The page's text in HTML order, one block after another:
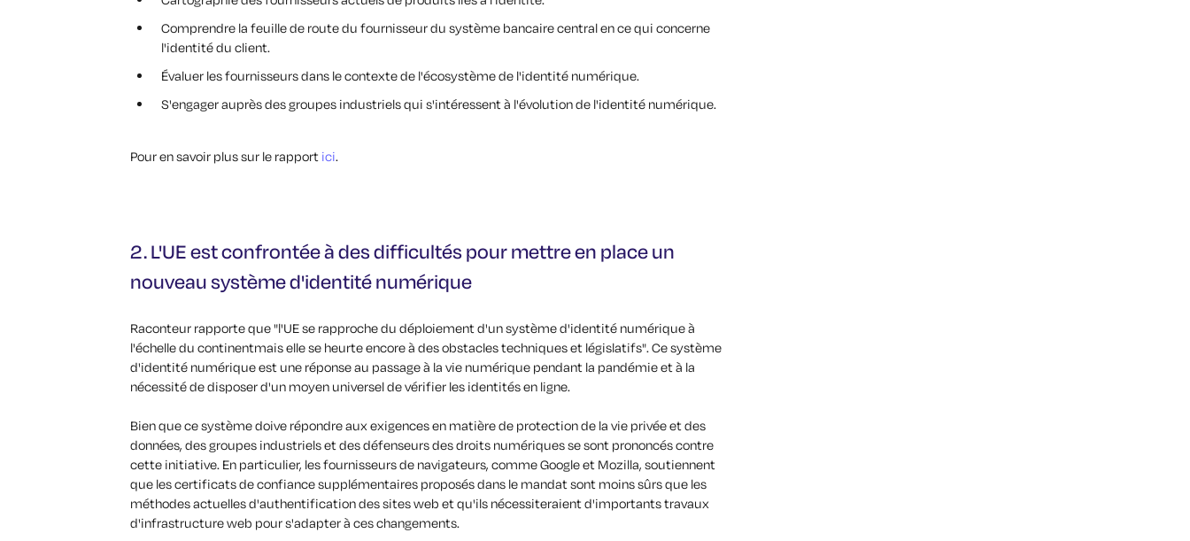
Comprendre la feuille de route du fournisseur du système bancaire central en ce qui concerne
l'identité du client.
Évaluer les fournisseurs dans le contexte de l'écosystème de l'identité numérique.
S'engager auprès des groupes industriels qui s'intéressent à l'évolution de l'identité numérique.
Pour en savoir plus sur le rapport ici.
2. L'UE est confrontée à des difficultés pour mettre en place un
nouveau système d'identité numérique
Raconteur rapporte que"l'UE se rapproche du déploiement d'un système d'identité numérique à
l'échelle du continentmais elle se heurte encore à des obstacles techniques et législatifs". Ce système
d'identité numérique est une réponse au passage à la vie numérique pendant la pandémie et à la
nécessité de disposer d'un moyen universel de vérifier les identités en ligne.
Bien que ce système doive répondre aux exigences en matière de protection de la vie privée et des
données, des groupes industriels et des défenseurs des droits numériques se sont prononcés contre
cette initiative. En particulier, les fournisseurs de navigateurs, comme Google et Mozilla, soutiennent
que les certificats de confiance supplémentaires proposés dans le mandat sont moins sûrs que les
méthodes actuelles d'authentification des sites web et qu'ils nécessiteraient d'importants travaux
d'infrastructure web pour s'adapter à ces changements.